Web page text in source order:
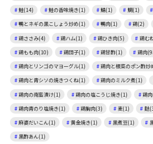
鮭(14)
鮭の香味焼き(1) 鯖(1) 鯛(1)
鴨とネギの黒こしょう炒め(1)
鴨肉(1) 鶏(2)
鶏ささみ(4)
鶏ハム(1) 鶏ひき肉(5) 鶏む
鶏もも肉(10)
鶏団子(1) 鶏甘酢(1) 鶏肉
鶏肉とリンゴのマヨーグル(1)
鶏肉と根菜のポン酢炒
鶏肉と青シソの焼きつくね(1)
鶏肉のミルク煮(1)
鶏肉の南蛮漬け(1)
鶏肉の塩こうじ焼き(1)
鶏
鶏肉青のり塩焼き(1)
鶏胸肉(3) 麦(1) 麩
麻婆だいこん(1)
黄金焼き(1) 黒煮豆(1)
黒酢あん(1)